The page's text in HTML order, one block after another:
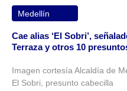
Medellín
Cae alias ‘El Sobri’,
Terraza y otros 10
Imagen cortesía Alcaldía de
El Sobri, presunto cabecilla